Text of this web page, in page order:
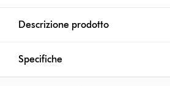
Descrizione prodotto
Specifiche